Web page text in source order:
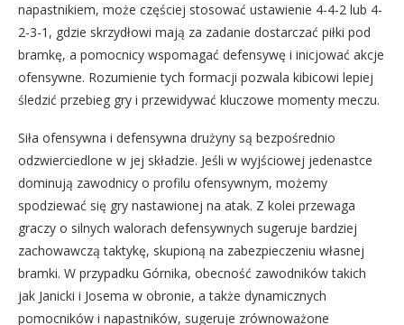
napastnikiem, może częściej stosować ustawienie 4-4-2 lub 4-
2-3-1, gdzie skrzydłowi mają za zadanie dostarczać piłki pod
bramkę, a pomocnicy wspomagać defensywę i inicjować akcje
ofensywne. Rozumienie tych formacji pozwala kibicowi lepiej
śledzić przebieg gry i przewidywać kluczowe momenty meczu.
Siła ofensywna i defensywna drużyny są bezpośrednio
odzwierciedlone w jej składzie. Jeśli w wyjściowej jedenastce
dominują zawodnicy o profilu ofensywnym, możemy
spodziewać się gry nastawionej na atak. Z kolei przewaga
graczy o silnych walorach defensywnych sugeruje bardziej
zachowawczą taktykę, skupioną na zabezpieczeniu własnej
bramki. W przypadku Górnika, obecność zawodników takich
jak Janicki i Josema w obronie, a także dynamicznych
pomocników i napastników, sugeruje zrównoważone